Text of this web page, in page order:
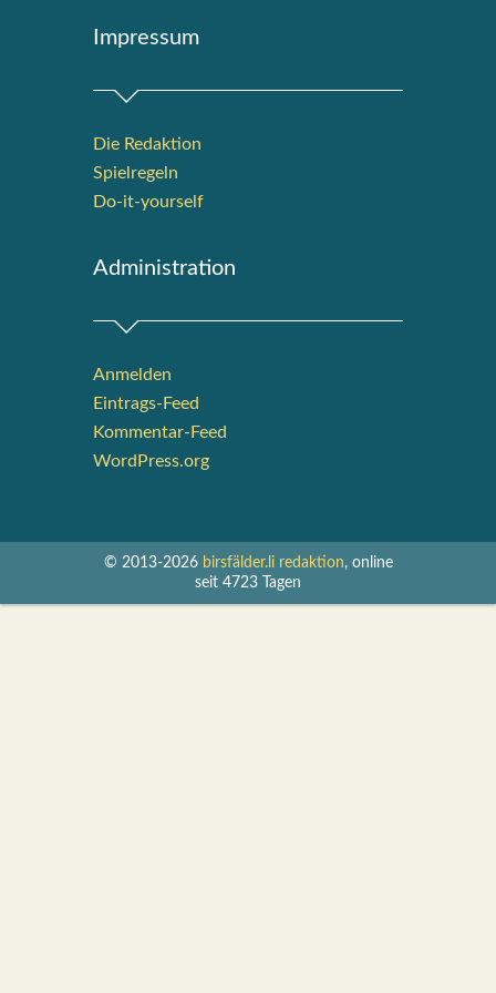
Impres­sum
Die Redak­ti­on
Spiel­re­geln
Do-it-your­s­elf
Admi­nis­tra­ti­on
Anmelden
Eintrags-Feed
Kommentar-Feed
WordPress.org
© 2013-2026 birsfälder.li redaktion, online
seit 4723 Tagen